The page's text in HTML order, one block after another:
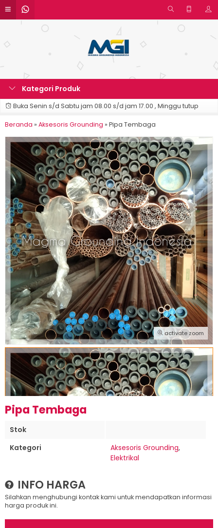
Kategori Produk
Buka Senin s/d Sabtu jam 08.00 s/d jam 17.00 , Minggu tutup
Beranda » Aksesoris Grounding » Pipa Tembaga
activate zoom
Pipa Tembaga
Stok
Kategori
Aksesoris Grounding,
Elektrikal
INFO HARGA
Silahkan menghubungi kontak kami untuk mendapatkan informasi
harga produk ini.